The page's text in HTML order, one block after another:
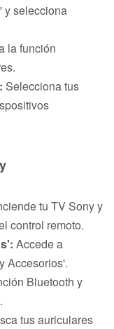
y selecciona
la función
Selecciona tus
tu TV Sony y
control remoto.
Accede a
Accesorios'.
Bluetooth y
tus auriculares